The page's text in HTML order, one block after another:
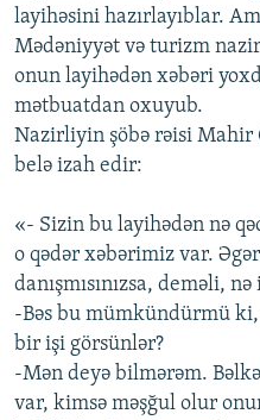
layihəsini hazırlayıblar.
Mədəniyyət və turizm
onun layihədən xəbəri
mətbuatdan oxuyub.
Nazirliyin şöbə rəisi Mahir
belə izah edir:
«- Sizin bu layihədən nə
o qədər xəbərimiz var.
danışmısınızsa, deməli, nə
-Bəs bu mümkündürmü ki,
bir işi görsünlər?
-Mən deyə bilmərəm.
var, kimsə məşğul olur